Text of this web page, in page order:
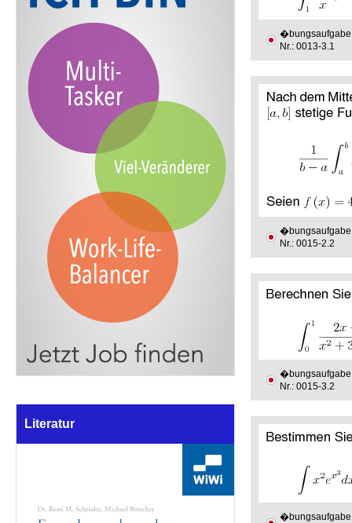
Literatur
�bungsaufgabe
Nr.: 0013-3.1
�bungsaufgabe
Nr.: 0015-2.2
�bungsaufgabe
Nr.: 0015-3.2
�bungsaufgabe